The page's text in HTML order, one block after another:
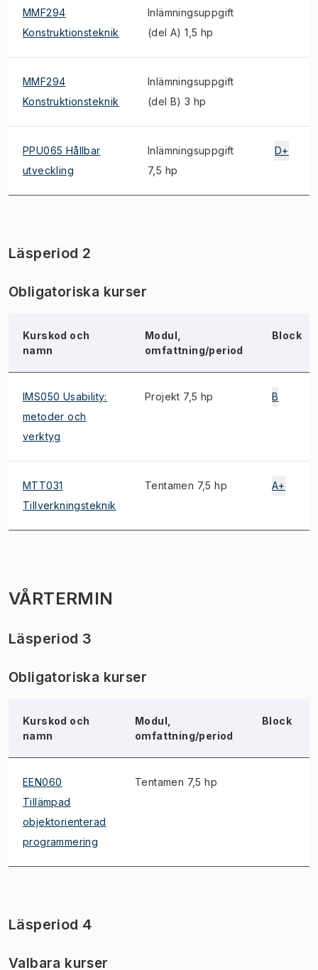
MMF294
Konstruktionsteknik
Inlämningsuppgift
(del A) 1,5 hp
MMF294
Konstruktionsteknik
Inlämningsuppgift
(del B) 3 hp
PPU065 Hållbar
utveckling
Inlämningsuppgift
7,5 hp
D+
Läsperiod 2
Obligatoriska kurser
Kurskod och
namn
Modul,
omfattning/period
Block
IMS050 Usability:
metoder och
verktyg
Projekt 7,5 hp B
MTT031
Tillverkningsteknik
Tentamen 7,5 hp A+
VÅRTERMIN
Läsperiod 3
Obligatoriska kurser
Kurskod och
namn
Modul,
omfattning/period
Block
EEN060
Tillämpad
objektorienterad
programmering
Tentamen 7,5 hp
Läsperiod 4
Valbara kurser